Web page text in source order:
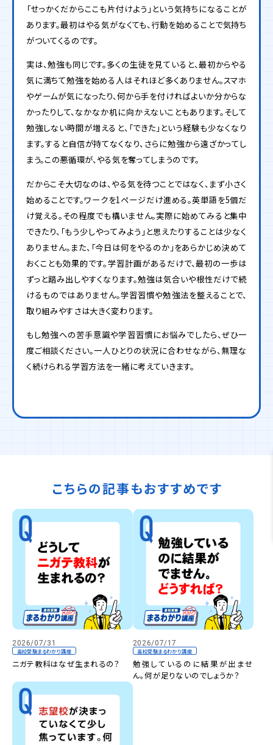
「せっかくだからここも片付けよう」という気持ちになることが
あります。最初はやる気がなくても、行動を始めることで気持ち
がついてくるのです。
実は、勉強も同じです。多くの生徒を見ていると、最初からやる
気に満ちて勉強を始める人はそれほど多くありません。スマホ
やゲームが気になったり、何から手を付ければよいか分からな
かったりして、なかなか机に向かえないこともあります。そして
勉強しない時間が増えると、「できた」という経験も少なくなり
ます。すると自信が持てなくなり、さらに勉強から遠ざかってし
まう。この悪循環が、やる気を奪ってしまうのです。
だからこそ大切なのは、やる気を待つことではなく、まず小さく
始めることです。ワークを1ページだけ進める。英単語を5個だ
け覚える。その程度でも構いません。実際に始めてみると集中
できたり、「もう少しやってみよう」と思えたりすることは少なく
ありません。また、「今日は何をやるのか」をあらかじめ決めて
おくことも効果的です。学習計画があるだけで、最初の一歩は
ずっと踏み出しやすくなります。勉強は気合いや根性だけで続
けるものではありません。学習習慣や勉強法を整えることで、
取り組みやすさは大きく変わります。
もし勉強への苦手意識や学習習慣にお悩みでしたら、ぜひ一
度ご相談ください。一人ひとりの状況に合わせながら、無理な
く続けられる学習方法を一緒に考えていきます。
こちらの記事もおすすめです
2026/07/31
高校受験まるわかり講座
ニガテ教科はなぜ生まれるの？
2026/07/17
高校受験まるわかり講座
勉強しているのに結果が出ませ
ん。何が足りないのでしょうか？